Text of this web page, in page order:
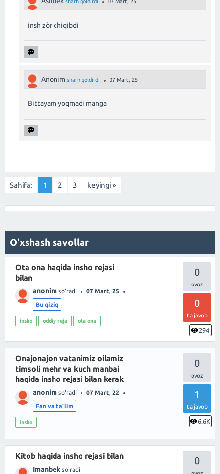
sharh qoldirdi 07 Mart, 25
insh zòr chiqibdi
Anonim sharh qoldirdi 07 Mart, 25
Bittayam yoqmadi manga
Sahifa: 1 2 3 keyingi »
O'xshash savollar
0
0
ta javob
294
Ota ona haqida insho rejasi
bilan
anonim so'radi 07 Mart, 25
Bu qiziq
insho oddiy reja ota ona
0
1
ta javob
6.6K
Onajonajon vatanimiz oilamiz
timsoli mehr va kuch manbai
haqida insho rejasi bilan kerak
anonim so'radi 07 Mart, 22
Fan va ta'lim
insho
0
Kitob haqida insho rejasi bilan
Imanbek so'radi